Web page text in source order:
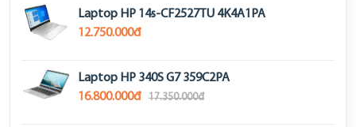
Laptop HP 14s-CF2527TU 4K4A1PA
12.750.000đ
Laptop HP 340S G7 359C2PA
16.800.000đ
17.350.000đ